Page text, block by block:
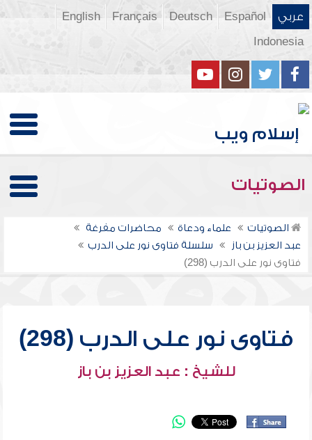
عربي Español
Deutsch
Français
English
Indonesia
الصوتيات
الصوتيات علماء ودعاة
محاضرات مفرغة
عبد العزيز بن باز
سلسلة فتاوى نور على الدرب
فتاوى نور على الدرب (298)
فتاوى نور على الدرب (298)
للشيخ : عبد العزيز بن باز